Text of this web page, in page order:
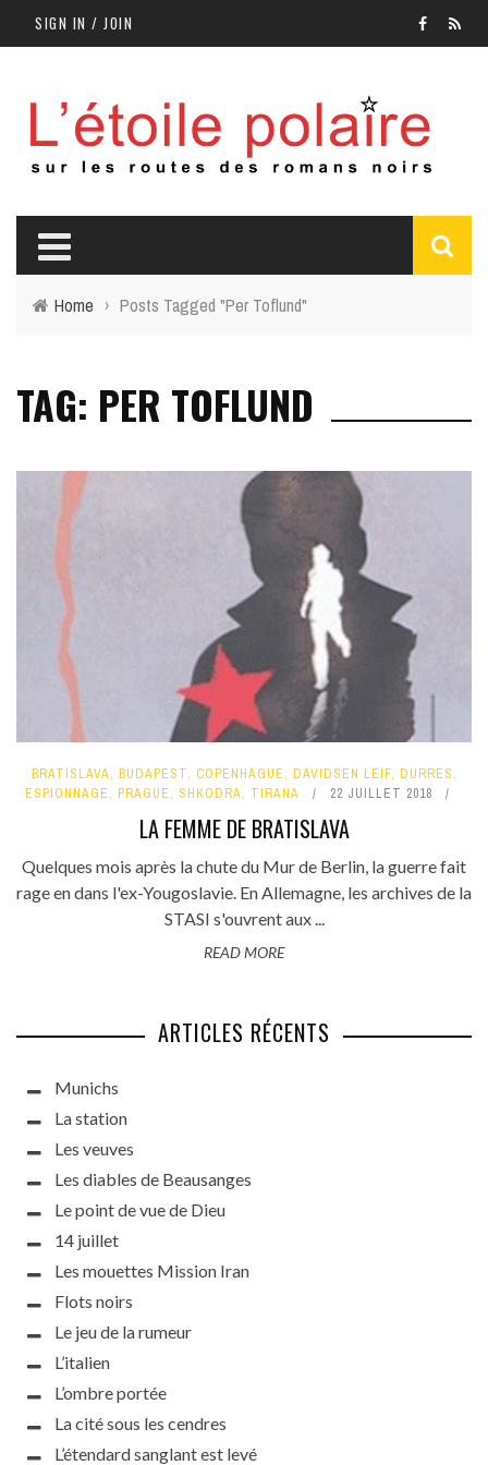
SIGN IN / JOIN
Home › Posts Tagged "Per Toflund"
TAG: PER TOFLUND
BRATISLAVA, BUDAPEST, COPENHAGUE, DAVIDSEN LEIF, DURRES,
ESPIONNAGE, PRAGUE, SHKODRA, TIRANA 22 JUILLET 2018
LA FEMME DE BRATISLAVA
Quelques mois après la chute du Mur de Berlin, la guerre fait
rage en dans l'ex-Yougoslavie. En Allemagne, les archives de la
STASI s'ouvrent aux ...
READ MORE
ARTICLES RÉCENTS
Munichs
La station
Les veuves
Les diables de Beausanges
Le point de vue de Dieu
14 juillet
Les mouettes Mission Iran
Flots noirs
Le jeu de la rumeur
L’italien
L’ombre portée
La cité sous les cendres
L’étendard sanglant est levé